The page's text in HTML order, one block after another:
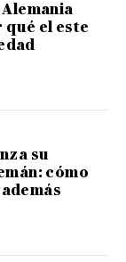
el este
su
cómo